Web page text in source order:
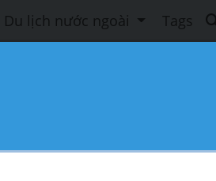
Du lịch nước ngoài Tags